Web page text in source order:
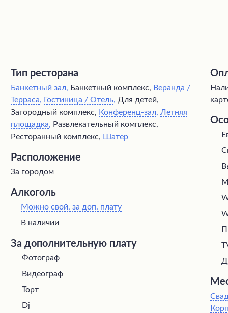
Тип ресторана
Банкетный зал, Банкетный комплекс, Веранда /
Терраса, Гостиница / Отель, Для детей,
Загородный комплекс, Конференц-зал, Летняя
площадка, Развлекательный комплекс,
Ресторанный комплекс, Шатер
Расположение
За городом
Алкоголь
Можно свой, за доп. плату
В наличии
За дополнительную плату
Фотограф
Видеограф
Торт
Dj